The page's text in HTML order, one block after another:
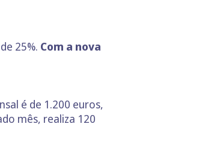
25%. Com a nova
é de 1.200 euros,
mês, realiza 120